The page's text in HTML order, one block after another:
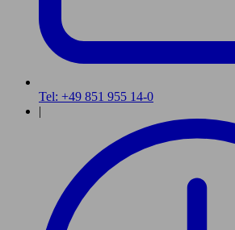
Tel: +49 851 955 14-0
|